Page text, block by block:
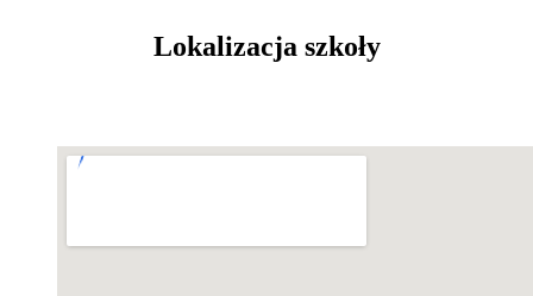
Lokalizacja szkoły